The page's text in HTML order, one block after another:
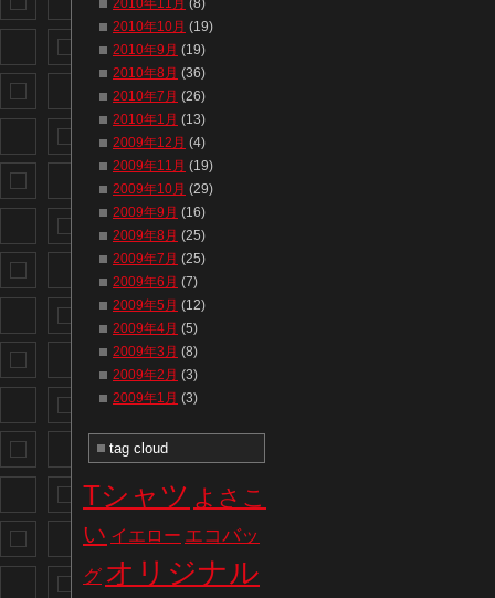
2010年11月 (8)
2010年10月 (19)
2010年9月 (19)
2010年8月 (36)
2010年7月 (26)
2010年1月 (13)
2009年12月 (4)
2009年11月 (19)
2009年10月 (29)
2009年9月 (16)
2009年8月 (25)
2009年7月 (25)
2009年6月 (7)
2009年5月 (12)
2009年4月 (5)
2009年3月 (8)
2009年2月 (3)
2009年1月 (3)
tag cloud
Tシャツ よさこ
い イエロー エコバッ
グ オリジナル